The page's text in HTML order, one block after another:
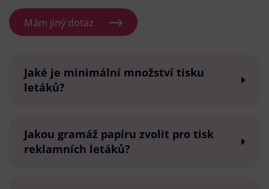
Mám jiný dotaz
Jaké je minimální množství tisku
letáků?
Jakou gramáž papíru zvolit pro tisk
reklamních letáků?